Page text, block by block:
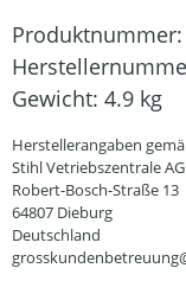
Produktnummer:
Gewicht: 4.9 kg
Herstellerangaben
Stihl Vetriebszentrale AG
Robert-Bosch-Straße 13
64807 Dieburg
Deutschland